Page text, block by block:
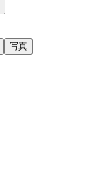
写真